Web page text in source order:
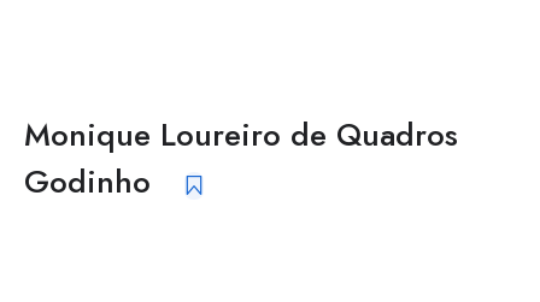
Monique Loureiro de Quadros
Godinho